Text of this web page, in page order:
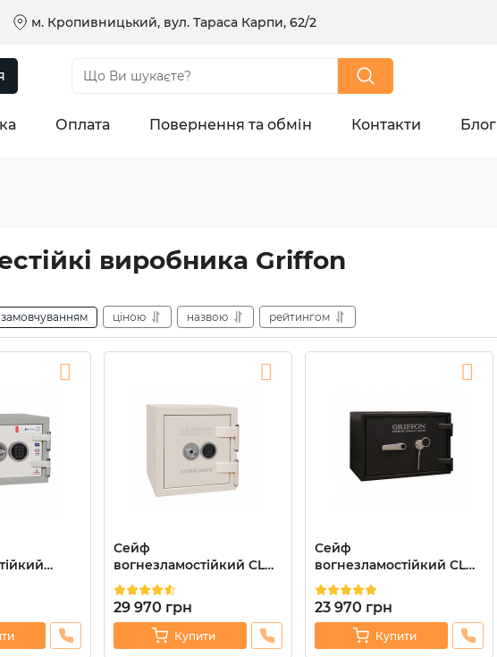
м. Кропивницький, вул. Тараса Карпи, 62/2
Оплата Повернення та обмін Контакти Блог
виробника Griffon
замовчуванням ціною назвою рейтингом
Сейф
вогнезламостійкий CL
II.50.Е CREAM
29 970 грн
Купити
Сейф
вогнезламостійкий CL
III.35.K.BLACK
23 970 грн
Купити